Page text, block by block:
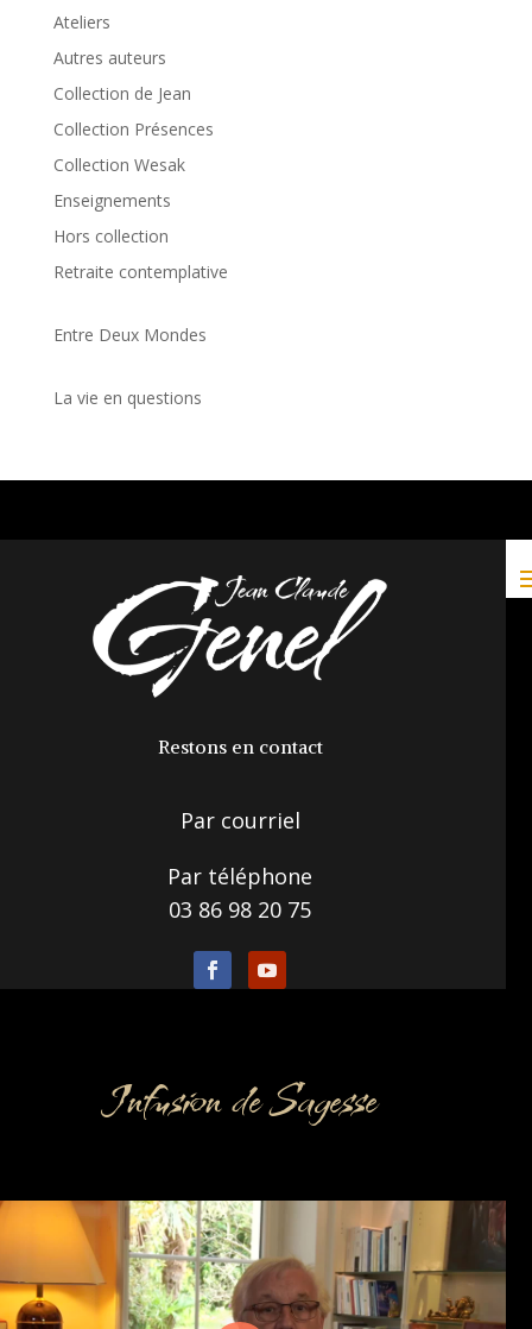
Ateliers
Autres auteurs
Collection de Jean
Collection Présences
Collection Wesak
Enseignements
Hors collection
Retraite contemplative
Entre Deux Mondes
La vie en questions
Restons en contact
Par courriel
Par téléphone
03 86 98 20 75
Infusion de Sagesse